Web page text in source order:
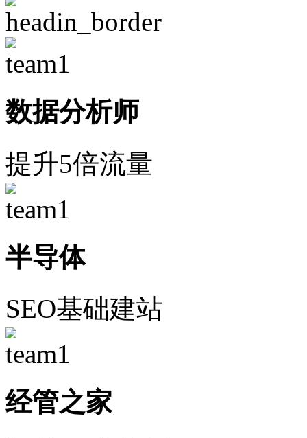
数据分析师
提升5倍流量
半导体
SEO基础建站
经管之家